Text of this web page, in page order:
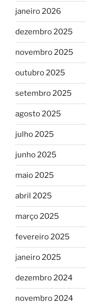
janeiro 2026
dezembro 2025
novembro 2025
outubro 2025
setembro 2025
agosto 2025
julho 2025
junho 2025
maio 2025
abril 2025
março 2025
fevereiro 2025
janeiro 2025
dezembro 2024
novembro 2024